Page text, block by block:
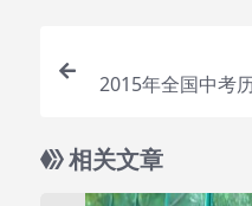
2015年全国中考
相关文章